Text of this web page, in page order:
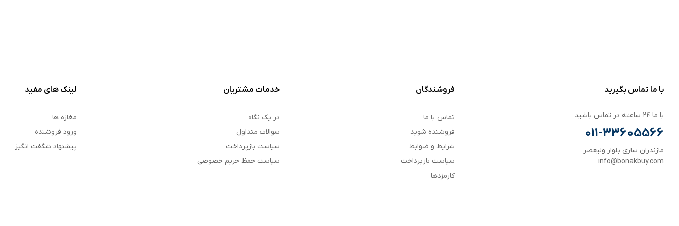
با ما تماس بگیرید
با ما ۲۴ ساعته در تماس باشید
011-33605566
مازندران ساری بلوار ولیعصر
info@bonakbuy.com
فروشندگان
تماس با ما
فروشنده شوید
شرایط و ضوابط
سیاست بازپرداخت
کارمزدها
خدمات مشتریان
در یک نگاه
سوالات متداول
سیاست بازپرداخت
سیاست حفظ حریم خصوصی
لینک های مفید
مغازه ها
ورود فروشنده
پیشنهاد شگفت انگیز